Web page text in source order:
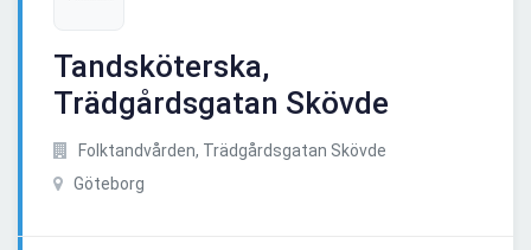
Tandsköterska,
Trädgårdsgatan Skövde
Folktandvården, Trädgårdsgatan Skövde
Göteborg